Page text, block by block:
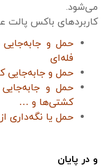
می‌شود.
کاربردهای باکس پالت
حمل و
فله‌ای
حمل و جابه‌جایی
حمل و
کشتی‌ها و …
حمل یا نگه‌داری از
و در پایان